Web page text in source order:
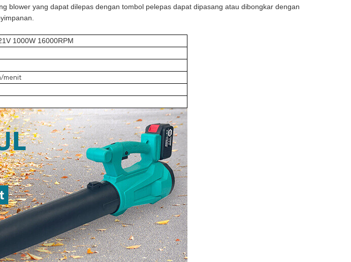
blower yang dapat dilepas dengan tombol pelepas dapat dipasang atau dibongkar dengan
1000W 16000RPM
menit